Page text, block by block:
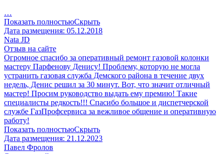
…
Показать полностьюСкрыть
Дата размещения: 05.12.2018
Nata JD
Отзыв на сайте
Огромное спасибо за оперативный ремонт газовой колонки
мастеру Парфенову Денису! Проблему, которую не могла
устранить газовая служба Демского района в течение двух
недель, Денис решил за 30 минут. Вот, что значит отличный
мастер! Просим руководство выдать ему премию! Такие
специалисты редкость!!! Спасибо большое и диспетчерской
службе ГазПрофсервиса за вежливое общение и оперативную
работу!
Показать полностьюСкрыть
Дата размещения: 21.12.2023
Павел Фролов